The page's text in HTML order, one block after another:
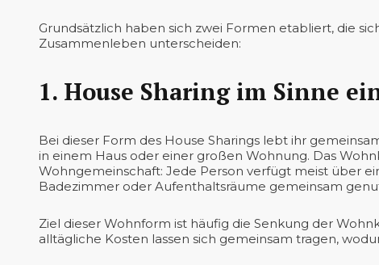
Grundsätzlich haben sich zwei Formen etabliert, die
Zusammenleben unterscheiden:
1. House Sharing im Sinne
Bei dieser Form des House Sharings lebt ihr
in einem Haus oder einer großen Wohnung. Das
Wohngemeinschaft: Jede Person verfügt meist über
Badezimmer oder Aufenthaltsräume gemeinsam
Ziel dieser Wohnform ist häufig die Senkung der
alltägliche Kosten lassen sich gemeinsam tragen,